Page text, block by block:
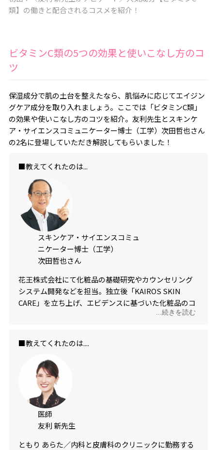
類】の働きと配合されるコスメを紹介！
ビタミンC類の5つの効果と使いこなし方のコ
ツ
保湿成分で肌の土台を整えたなら、肌悩みに応じてエイジン
グケア成分を取り入れましょう。ここでは「ビタミンC類」
の効果や使いこなし方のコツを紹介。友利先生とスキンケ
ア・サイエンスコミュニケーター博士（工学）次田哲也さん
の2名に登場していただき解説してもらいました！
■教えてくれたのは...
スキンケア・サイエンスコミュ
ニケーター博士（工学）
次田哲也さん
花王株式会社にて化粧品の基礎研究やカウンセリング
システム開発などを担当。独立後「KAIROS SKIN
CARE」を立ち上げ、エビデンスに基づいた化粧品のコ
...続きを読む
■教えてくれたのは....
医師
友利 新先生
ともり あらた／内科と皮膚科のクリニックに勤務する